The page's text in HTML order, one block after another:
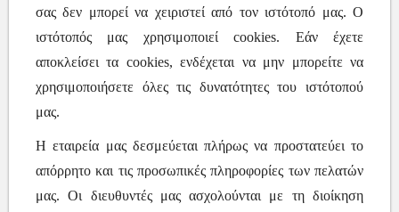
σας δεν μπορεί να χειριστεί από τον ιστότοπό μας. Ο
ιστότοπός μας χρησιμοποιεί cookies. Εάν έχετε
αποκλείσει τα cookies, ενδέχεται να μην μπορείτε να
χρησιμοποιήσετε όλες τις δυνατότητες του ιστότοπού
μας.
Η εταιρεία μας δεσμεύεται πλήρως να προστατεύει το
απόρρητο και τις προσωπικές πληροφορίες των πελατών
μας. Οι διευθυντές μας ασχολούνται με τη διοίκηση